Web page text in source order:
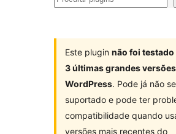
Este plugin não foi testado
3 últimas grandes
WordPress. Pode já não
suportado e pode ter
compatibilidade quando
versões mais recentes do